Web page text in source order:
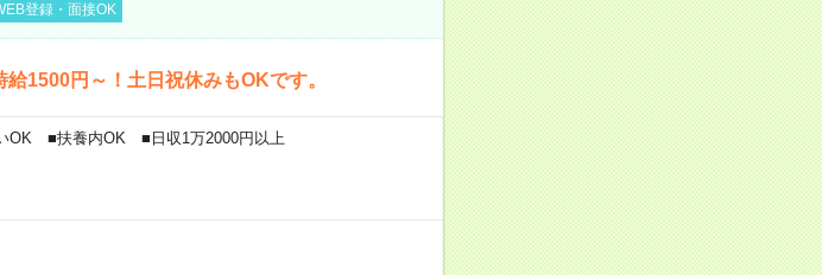
登録・面接OK
1500円～！土日祝休みもOKです。
OK ■扶養内OK ■日収1万2000円以上